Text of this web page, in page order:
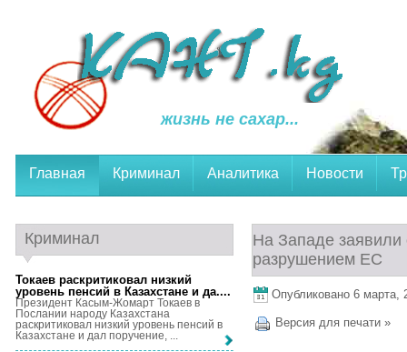
жизнь не сахар...
Главная Криминал Аналитика Новости
На Западе
разрушением ЕС
Опубликовано 6 марта,
Версия для печати »
Криминал
Токаев раскритиковал низкий
уровень пенсий в Казахстане и да....
Президент Касым-Жомарт Токаев в
Послании народу Казахстана
раскритиковал низкий уровень пенсий в
Казахстане и дал поручение, ...